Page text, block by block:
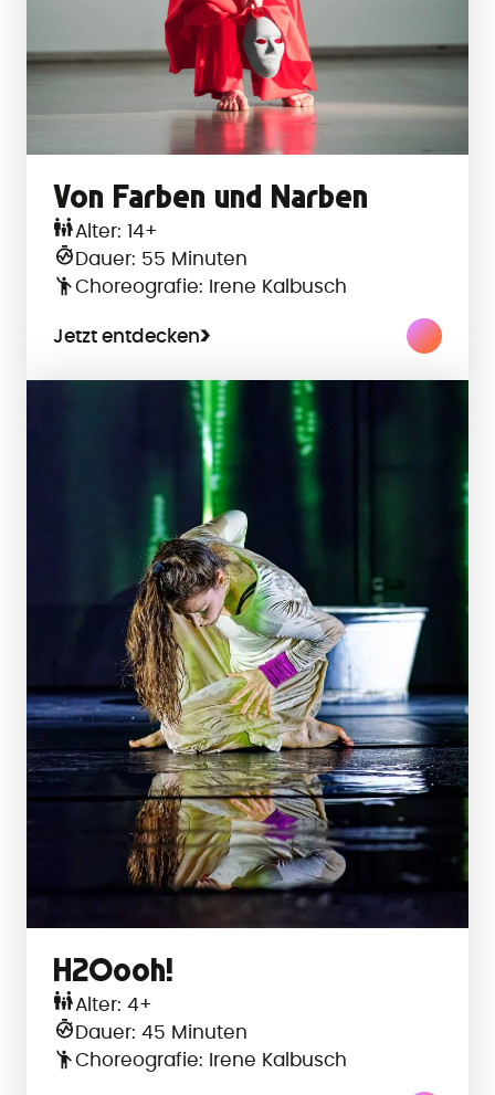
Von Farben und Narben
Alter: 14+
Dauer: 55 Minuten
Choreografie: Irene Kalbusch
Jetzt entdecken
H2Oooh!
Alter: 4+
Dauer: 45 Minuten
Choreografie: Irene Kalbusch